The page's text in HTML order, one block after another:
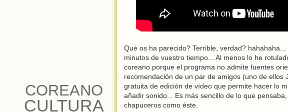
Qué os ha parecido? Terrible, verdad?
minutos de vuestro tiempo... Al menos lo he
coreano porque el programa no admite fuentes
recomendación de un par de amigos (uno de ellos
gratuita de edición de vídeo que permite hacer lo
añadir sonido... Es más sencillo de lo que
chapuceros como éste.
COREANO
CULTURA